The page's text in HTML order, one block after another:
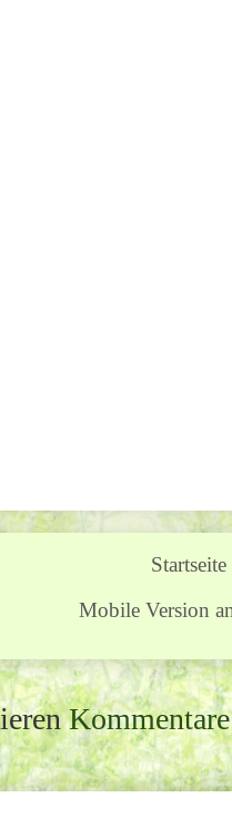
Startseite
Mobile Version